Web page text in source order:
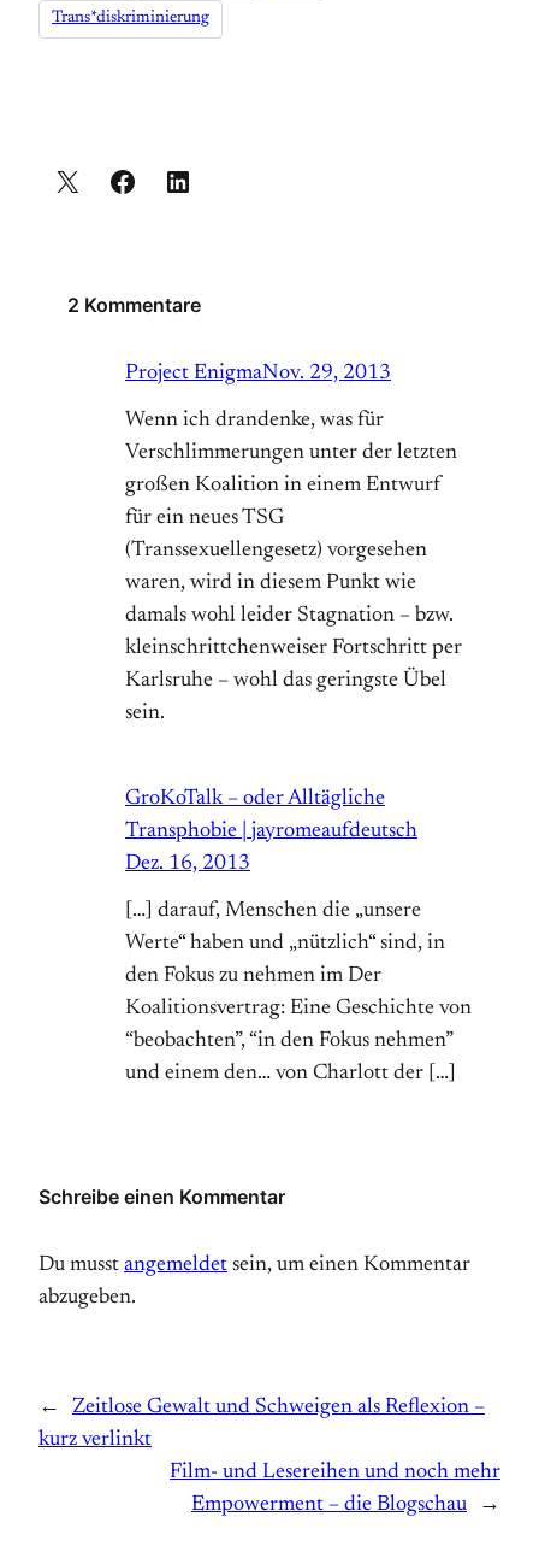
Trans*diskriminierung
2 Kommentare
Project EnigmaNov. 29, 2013
Wenn ich drandenke, was für
Verschlimmerungen unter der letzten
großen Koalition in einem Entwurf
für ein neues TSG
(Transsexuellengesetz) vorgesehen
waren, wird in diesem Punkt wie
damals wohl leider Stagnation – bzw.
kleinschrittchenweiser Fortschritt per
Karlsruhe – wohl das geringste Übel
sein.
GroKoTalk – oder Alltägliche
Transphobie | jayromeaufdeutsch
Dez. 16, 2013
[…] darauf, Menschen die „unsere
Werte“ haben und „nützlich“ sind, in
den Fokus zu nehmen im Der
Koalitionsvertrag: Eine Geschichte von
“beobachten”, “in den Fokus nehmen”
und einem den… von Charlott der […]
Schreibe einen Kommentar
Du musst angemeldet sein, um einen Kommentar
abzugeben.
←
Zeitlose Gewalt und Schweigen als Reflexion –
kurz verlinkt
Film- und Lesereihen und noch mehr
Empowerment – die Blogschau
→